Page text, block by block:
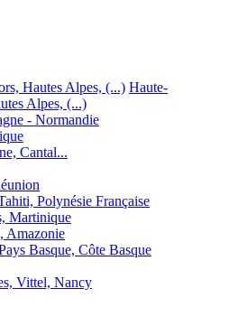
Hautes Alpes, (...) Haute-
Alpes, (...)
- Normandie
Cantal...
Polynésie Française
Martinique
Amazonie
Basque, Côte Basque
Vittel, Nancy